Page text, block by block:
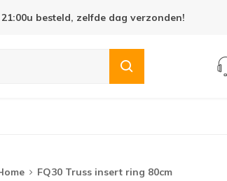
Open Dag 19 september in Cuijk!
FQ30 Truss insert ring 80cm